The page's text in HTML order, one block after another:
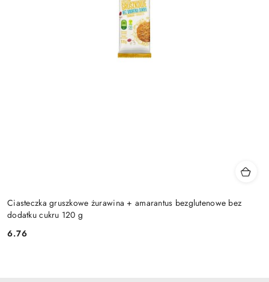
Ciasteczka gruszkowe żurawina + amarantus bezglutenowe bez
dodatku cukru 120 g
Cena:
6.76